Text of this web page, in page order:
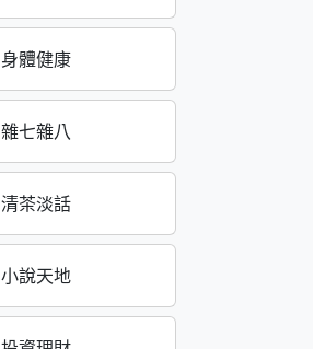
身體健康
雜七雜八
清茶淡話
小說天地